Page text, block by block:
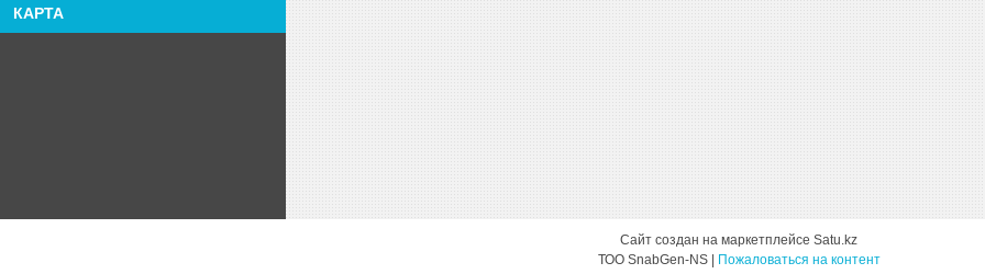
КАРТА
Сайт создан на маркетплейсе Satu.kz
ТОО SnabGen-NS | Пожаловаться на контент